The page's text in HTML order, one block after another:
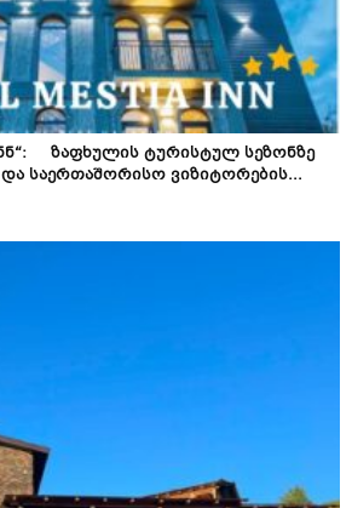
ზაფხულის ტურისტულ სეზონზე
საერთაშორისო ვიზიტორების...